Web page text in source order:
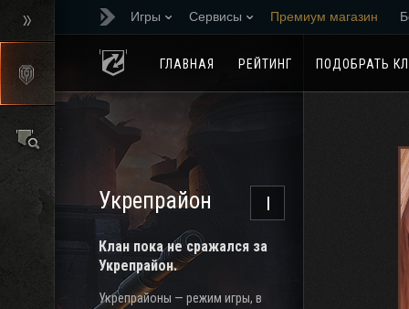
Игры Сервисы Премиум магазин
ГЛАВНАЯ
РЕЙТИНГ ПОДОБРАТЬ
I
Укрепрайон
Клан пока не сражался за
Укрепрайон.
Укрепрайоны — режим игры, в